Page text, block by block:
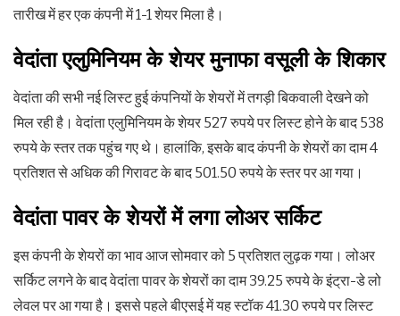
तारीख में हर एक कंपनी में 1-1 शेयर मिला है।
वेदांता एलुमिनियम के शेयर मुनाफा वसूली के शिकार
वेदांता की सभी नई लिस्ट हुई कंपनियों के शेयरों में तगड़ी बिकवाली देखने को
मिल रही है। वेदांता एलुमिनियम के शेयर 527 रुपये पर लिस्ट होने के बाद 538
रुपये के स्तर तक पहुंच गए थे। हालांकि, इसके बाद कंपनी के शेयरों का दाम 4
प्रतिशत से अधिक की गिरावट के बाद 501.50 रुपये के स्तर पर आ गया।
वेदांता पावर के शेयरों में लगा लोअर सर्किट
इस कंपनी के शेयरों का भाव आज सोमवार को 5 प्रतिशत लुढ़क गया। लोअर
सर्किट लगने के बाद वेदांता पावर के शेयरों का दाम 39.25 रुपये के इंट्रा-डे लो
लेवल पर आ गया है। इससे पहले बीएसई में यह स्टॉक 41.30 रुपये पर लिस्ट